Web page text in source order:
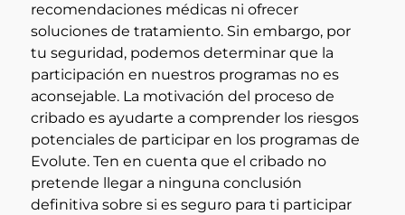
recomendaciones médicas ni ofrecer
soluciones de tratamiento. Sin embargo, por
tu seguridad, podemos determinar que la
participación en nuestros programas no es
aconsejable. La motivación del proceso de
cribado es ayudarte a comprender los riesgos
potenciales de participar en los programas de
Evolute. Ten en cuenta que el cribado no
pretende llegar a ninguna conclusión
definitiva sobre si es seguro para ti participar